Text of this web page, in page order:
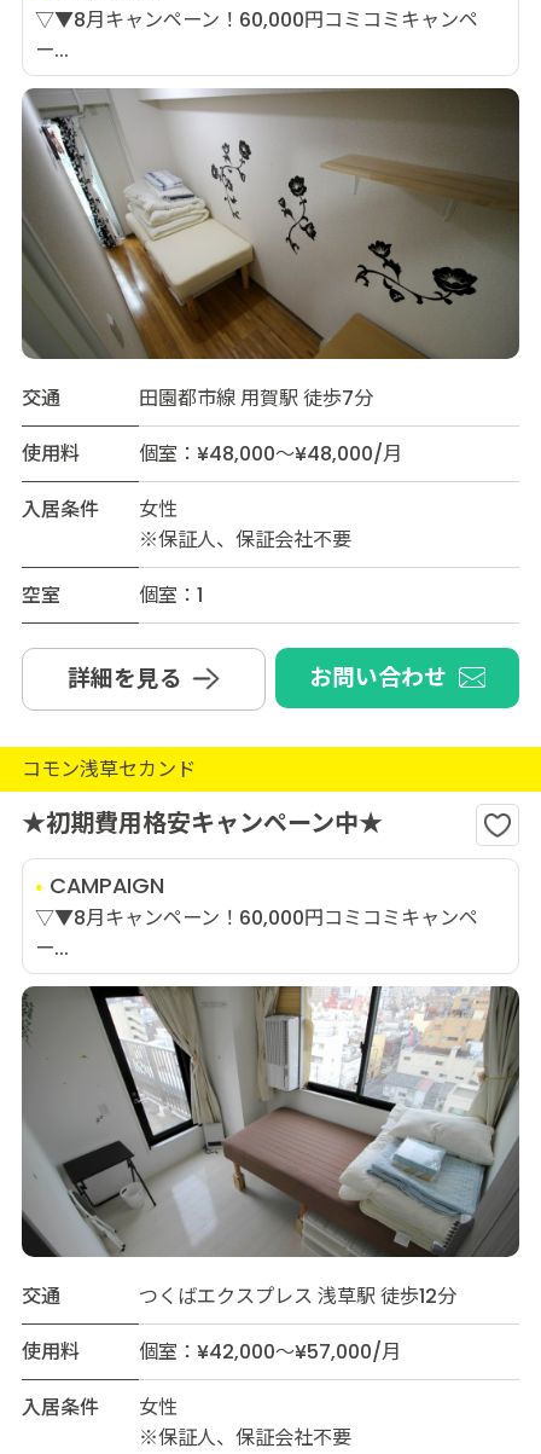
▽▼8月キャンペーン！60,000円コミコミキャンペ
ー...
交通
田園都市線 用賀駅 徒歩7分
使用料
個室：¥48,000～¥48,000/月
入居条件
女性
※保証人、保証会社不要
空室
個室：1
詳細を見る お問い合わせ
コモン浅草セカンド
★初期費用格安キャンペーン中★
CAMPAIGN
▽▼8月キャンペーン！60,000円コミコミキャンペ
ー...
交通
つくばエクスプレス 浅草駅 徒歩12分
使用料
個室：¥42,000～¥57,000/月
入居条件
女性
※保証人、保証会社不要